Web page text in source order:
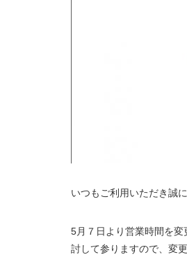
いつもご利用いただき誠
5月７日より営業時間を
討して参りますので、変